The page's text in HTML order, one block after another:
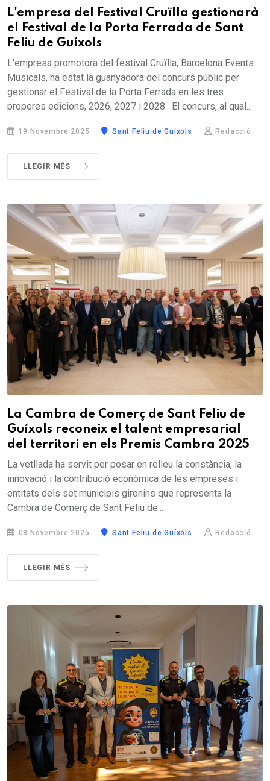
L'empresa del Festival Cruïlla gestionarà
el Festival de la Porta Ferrada de Sant
Feliu de Guíxols
L'empresa promotora del festival Cruïlla, Barcelona Events
Musicals, ha estat la guanyadora del concurs públic per
gestionar el Festival de la Porta Ferrada en les tres
properes edicions, 2026, 2027 i 2028. El concurs, al qual...
19 Novembre 2025 Sant Feliu de Guíxols Redacció
LLEGIR MÉS
La Cambra de Comerç de Sant Feliu de
Guíxols reconeix el talent empresarial
del territori en els Premis Cambra 2025
La vetllada ha servit per posar en relleu la constància, la
innovació i la contribució econòmica de les empreses i
entitats dels set municipis gironins que representa la
Cambra de Comerç de Sant Feliu de...
08 Novembre 2025 Sant Feliu de Guíxols Redacció
LLEGIR MÉS